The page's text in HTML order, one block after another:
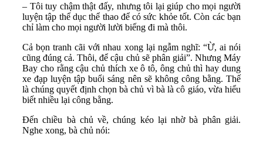
– Tôi tuy chậm thật đấy, nhưng tôi lại giúp cho mọi người
luyện tập thể dục thể thao để có sức khỏe tốt. Còn các bạn
chỉ làm cho mọi người lười biếng đi mà thôi.
Cả bọn tranh cãi với nhau xong lại ngẫm nghĩ: “Ừ, ai nói
cũng đúng cả. Thôi, để cậu chủ sẽ phân giải”. Nhưng Máy
Bay cho rằng cậu chủ thích xe ô tô, ông chủ thì hay dung
xe đạp luyện tập buổi sáng nên sẽ không công bằng. Thế
là chúng quyết định chọn bà chủ vì bà là cô giáo, vừa hiểu
biết nhiều lại công bằng.
Đến chiều bà chủ về, chúng kéo lại nhờ bà phân giải.
Nghe xong, bà chủ nói: